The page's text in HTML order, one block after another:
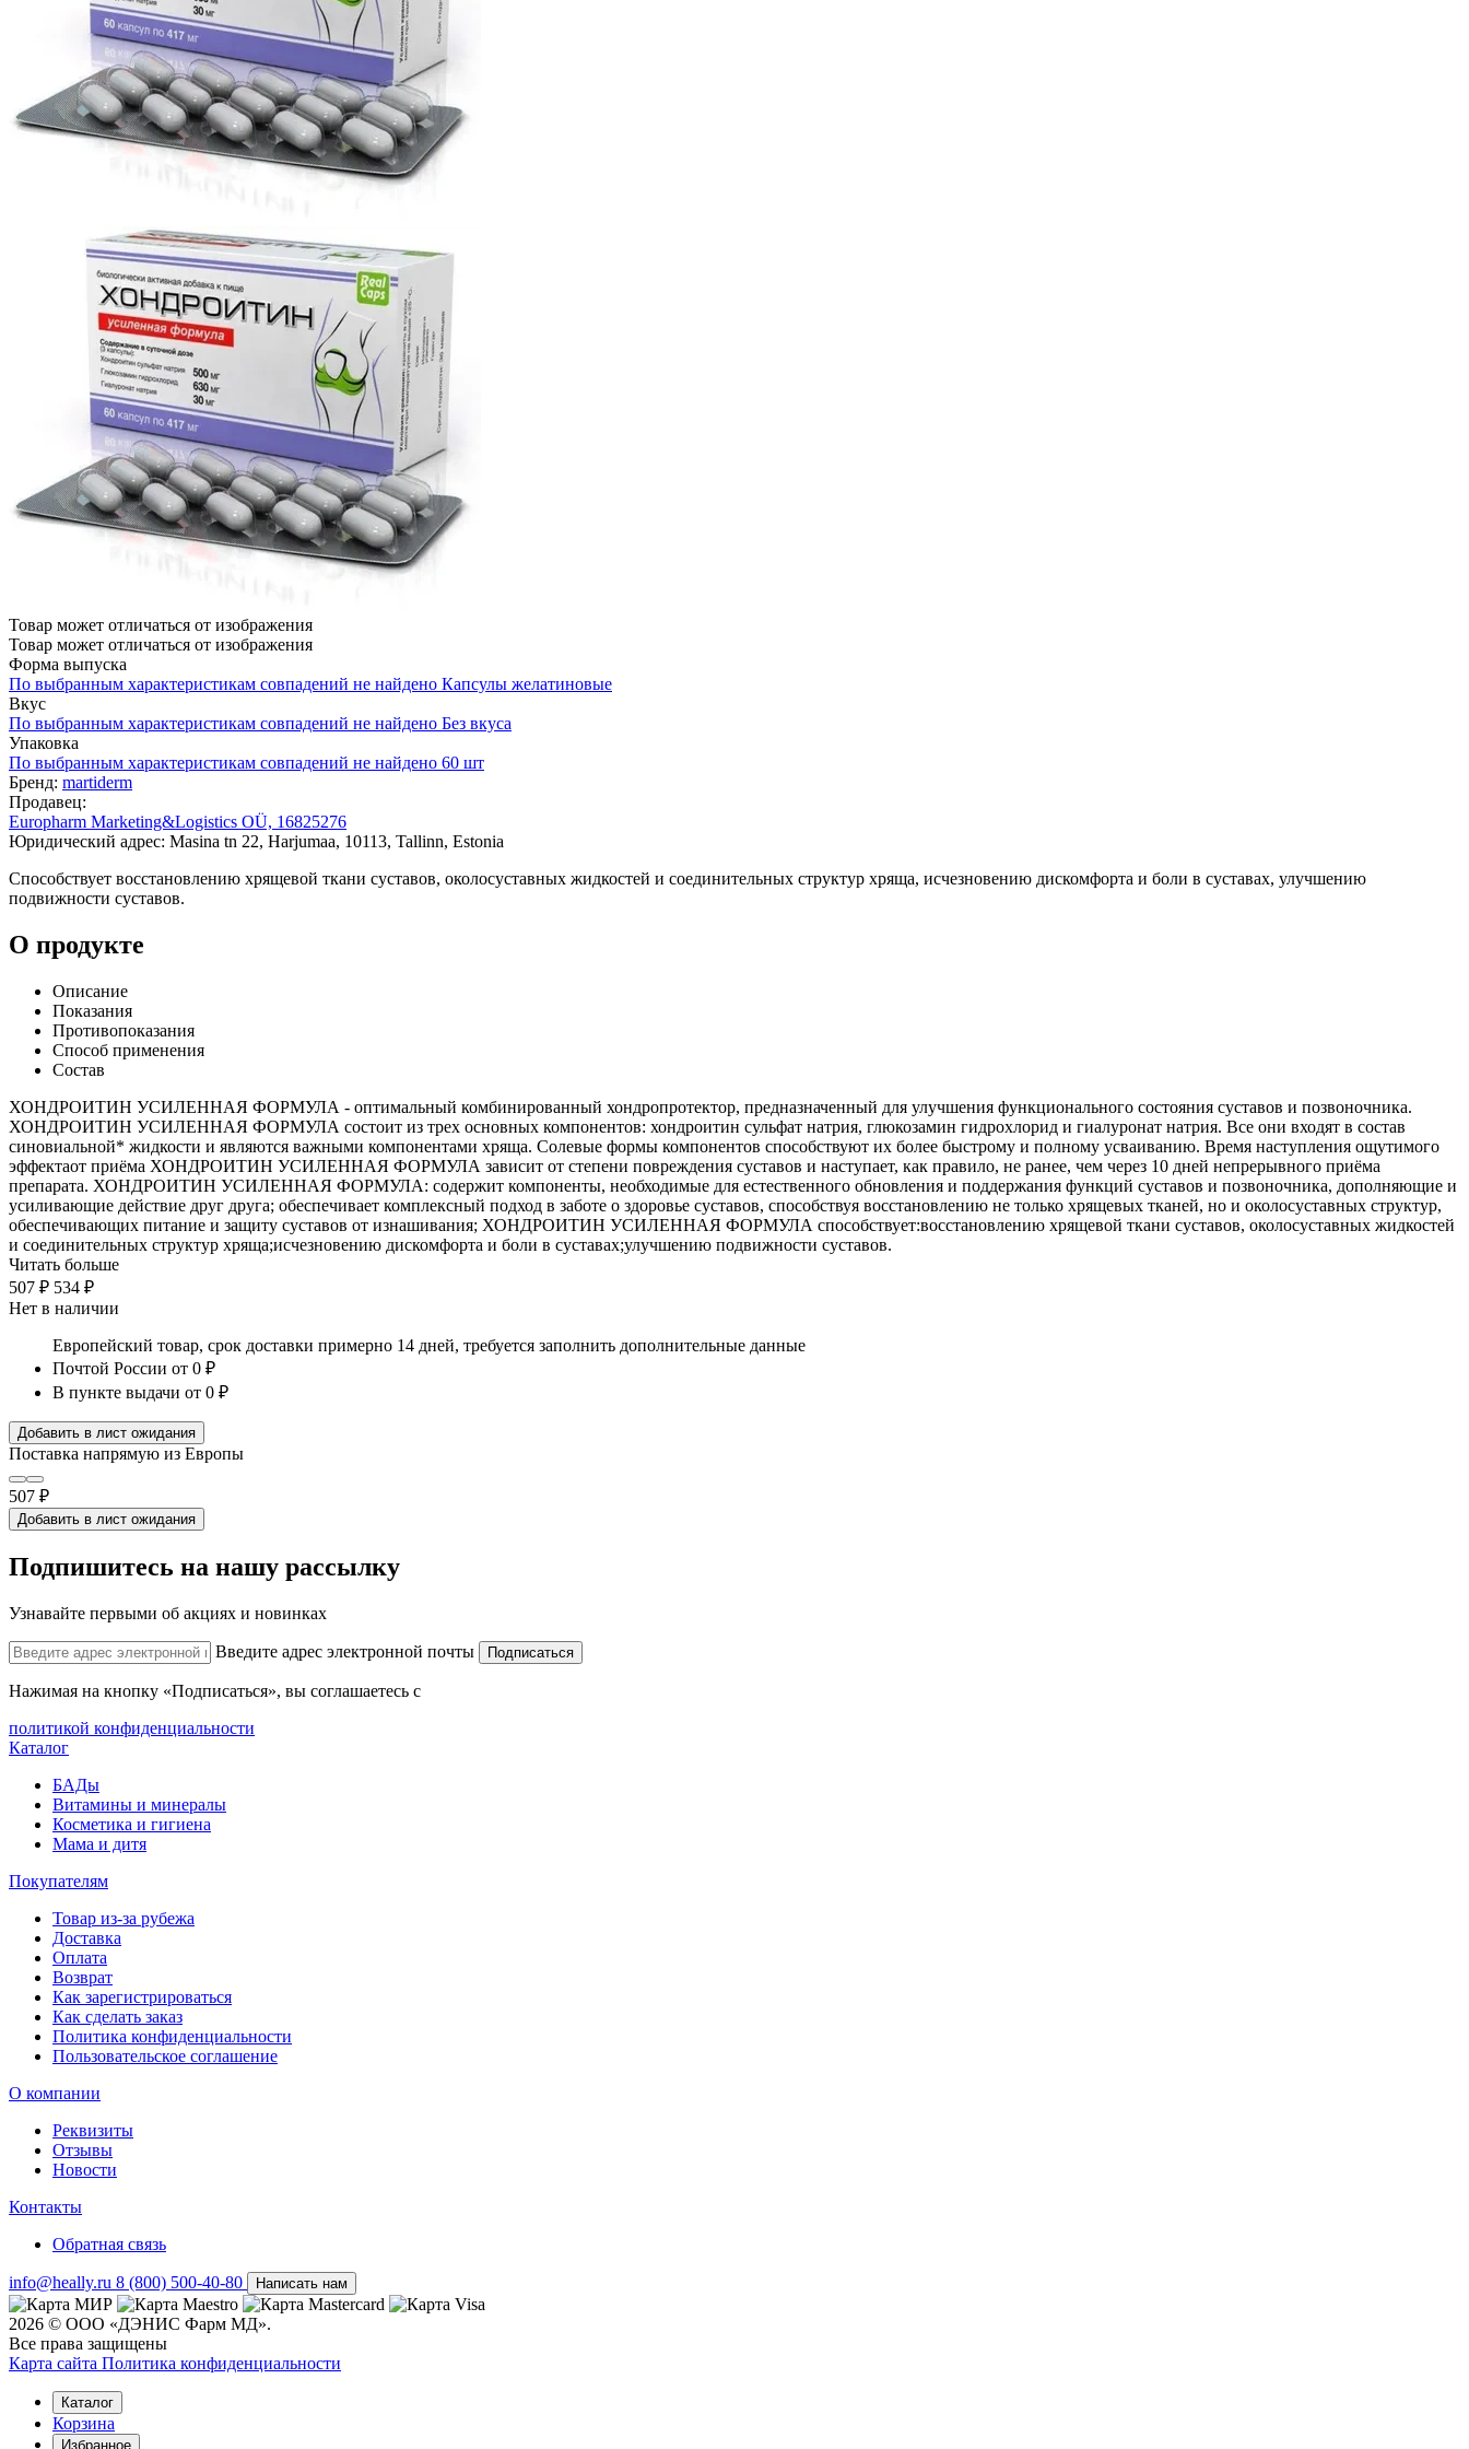
Товар может отличаться от изображения
Товар может отличаться от изображения
Форма выпуска
По выбранным характеристикам совпадений не найдено Капсулы желатиновые
Вкус
По выбранным характеристикам совпадений не найдено Без вкуса
Упаковка
По выбранным характеристикам совпадений не найдено 60 шт
Бренд: martiderm
Продавец:
Europharm Marketing&Logistics OÜ, 16825276
Юридический адрес: Masina tn 22, Harjumaa, 10113, Tallinn, Estonia
Способствует восстановлению хрящевой ткани суставов, околосуставных жидкостей и соединительных структур хряща, исчезновению дискомфорта и боли в суставах, улучшению
подвижности суставов.
О продукте
Описание
Показания
Противопоказания
Способ применения
Состав
ХОНДРОИТИН УСИЛЕННАЯ ФОРМУЛА - оптимальный комбинированный хондропротектор, предназначенный для улучшения функционального состояния суставов и позвоночника.
ХОНДРОИТИН УСИЛЕННАЯ ФОРМУЛА состоит из трех основных компонентов: хондроитин сульфат натрия, глюкозамин гидрохлорид и гиалуронат натрия. Все они входят в состав
синовиальной* жидкости и являются важными компонентами хряща. Солевые формы компонентов способствуют их более быстрому и полному усваиванию. Время наступления ощутимого
эффектаот приёма ХОНДРОИТИН УСИЛЕННАЯ ФОРМУЛА зависит от степени повреждения суставов и наступает, как правило, не ранее, чем через 10 дней непрерывного приёма
препарата. ХОНДРОИТИН УСИЛЕННАЯ ФОРМУЛА: содержит компоненты, необходимые для естественного обновления и поддержания функций суставов и позвоночника, дополняющие и
усиливающие действие друг друга; обеспечивает комплексный подход в заботе о здоровье суставов, способствуя восстановлению не только хрящевых тканей, но и околосуставных структур,
обеспечивающих питание и защиту суставов от изнашивания; ХОНДРОИТИН УСИЛЕННАЯ ФОРМУЛА способствует:восстановлению хрящевой ткани суставов, околосуставных жидкостей
и соединительных структур хряща;исчезновению дискомфорта и боли в суставах;улучшению подвижности суставов.
Читать больше
507 ₽ 534 ₽
Нет в наличии
Европейский товар, срок доставки примерно 14 дней, требуется заполнить дополнительные данные
Почтой России от 0 ₽
В пункте выдачи от 0 ₽
Добавить в лист ожидания
Поставка напрямую из Европы
507 ₽
Добавить в лист ожидания
Подпишитесь на нашу рассылку
Узнавайте первыми об акциях и новинках
Введите адрес электронной почты Подписаться
Нажимая на кнопку «Подписаться», вы соглашаетесь с
политикой конфиденциальности
Каталог
БАДы
Витамины и минералы
Косметика и гигиена
Мама и дитя
Покупателям
Товар из-за рубежа
Доставка
Оплата
Возврат
Как зарегистрироваться
Как сделать заказ
Политика конфиденциальности
Пользовательское соглашение
О компании
Реквизиты
Отзывы
Новости
Контакты
Обратная связь
info@heally.ru 8 (800) 500-40-80 Написать нам
2026 © ООО «ДЭНИС Фарм МД».
Все права защищены
Карта сайта Политика конфиден­циальности
Каталог
Корзина
Избранное